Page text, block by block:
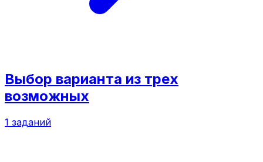
Выбор варианта из трех
возможных
1 заданий